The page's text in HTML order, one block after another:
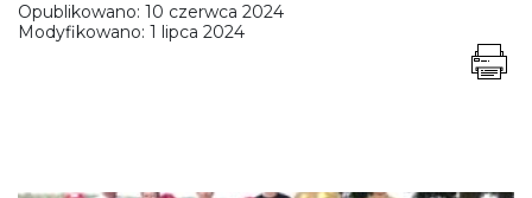
Opublikowano: 10 czerwca 2024
Modyfikowano: 1 lipca 2024